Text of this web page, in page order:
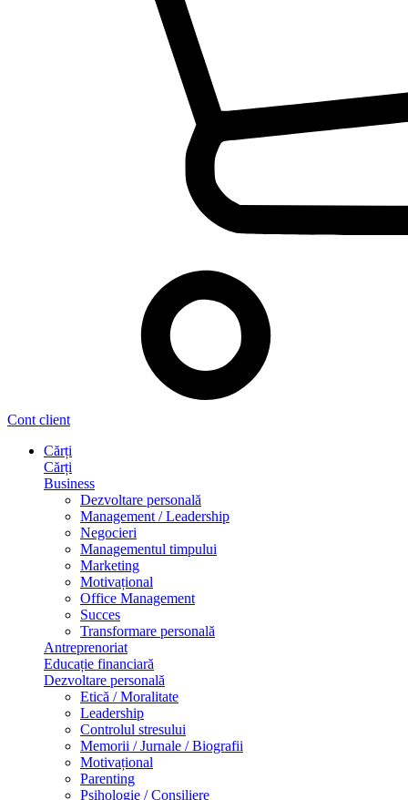
Cont client
Cărți
Cărți
Business
Dezvoltare personală
Management / Leadership
Negocieri
Managementul timpului
Marketing
Motivațional
Office Management
Succes
Transformare personală
Antreprenoriat
Educație financiară
Dezvoltare personală
Etică / Moralitate
Leadership
Controlul stresului
Memorii / Jurnale / Biografii
Motivațional
Parenting
Psihologie / Consiliere